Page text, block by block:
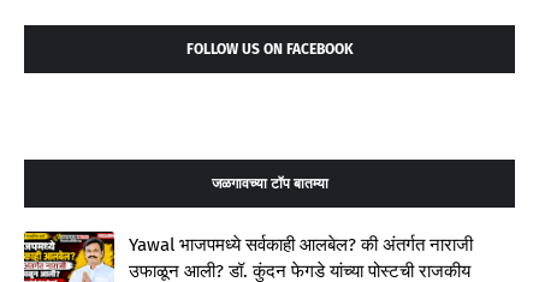
FOLLOW US ON FACEBOOK
जळगावच्या टॉप बातम्या
Yawal भाजपमध्ये सर्वकाही आलबेल? की अंतर्गत नाराजी
उफाळून आली? डॉ. कुंदन फेगडे यांच्या पोस्टची राजकीय